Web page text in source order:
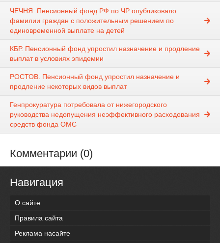
ЧЕЧНЯ. Пенсионный фонд РФ по ЧР опубликовало
фамилии граждан с положительным решением по
единовременной выплате на детей
КБР. Пенсионный фонд упростил назначение и продление
выплат в условиях эпидемии
РОСТОВ. Пенсионный фонд упростил назначение и
продление некоторых видов выплат
Генпрокуратура потребовала от нижегородского
руководства недопущения неэффективного расходования
средств фонда ОМС
Комментарии (0)
Навигация
О сайте
Правила сайта
Реклама насайте